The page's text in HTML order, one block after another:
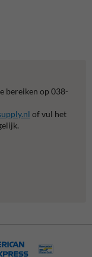
bereiken op 038-
of vul het